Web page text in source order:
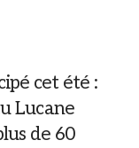
cet été :
Lucane
de 60